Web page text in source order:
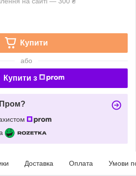
Купити
або
Купити з
Пром?
Доставка Оплата Умови